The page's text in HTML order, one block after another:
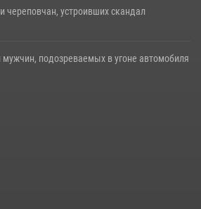
череповчан, устроивших скандал
подозреваемых в угоне автомобиля